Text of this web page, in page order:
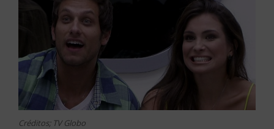
Créditos; TV Globo